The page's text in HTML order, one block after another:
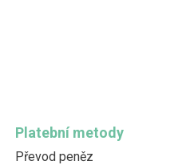
Platební metody
Převod peněz